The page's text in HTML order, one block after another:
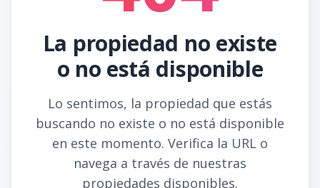
La propiedad no existe
o no está disponible
Lo sentimos, la propiedad que estás
buscando no existe o no está disponible
en este momento. Verifica la URL o
navega a través de nuestras
propiedades disponibles.